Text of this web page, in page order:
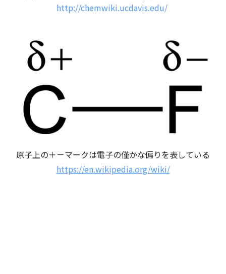
http://chemwiki.ucdavis.edu/
原子上の＋－マークは電子の僅かな偏りを表している
https://en.wikipedia.org/wiki/